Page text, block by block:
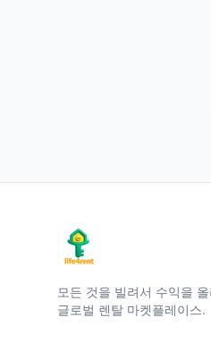
모든 것을 빌려서 수익을
글로벌 렌탈 마켓플레이스.